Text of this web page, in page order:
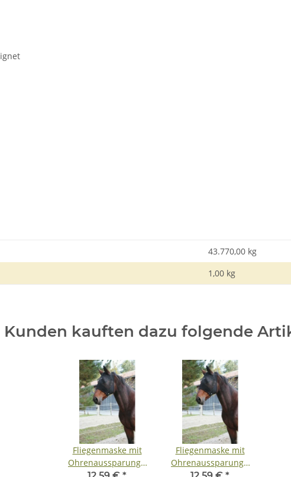
43.770,00 kg
1,00 kg
Kunden kauften dazu folgende
Fliegenmaske mit
Ohrenaussparung -
Fliegenmaske mit
Ohrenaussparung -